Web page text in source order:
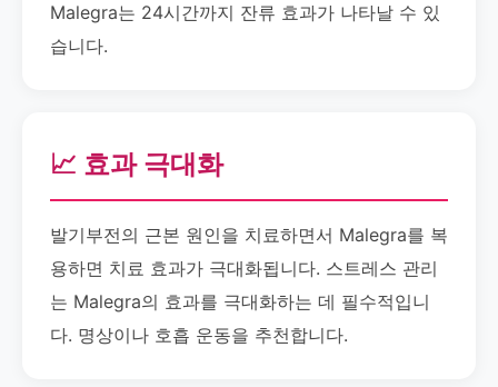
Malegra는 24시간까지 잔류 효과가 나타날 수 있
습니다.
📈 효과 극대화
발기부전의 근본 원인을 치료하면서 Malegra를 복
용하면 치료 효과가 극대화됩니다. 스트레스 관리
는 Malegra의 효과를 극대화하는 데 필수적입니
다. 명상이나 호흡 운동을 추천합니다.